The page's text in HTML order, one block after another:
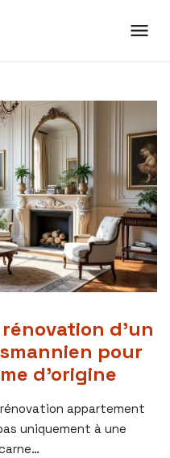
d’un
pour
d’origine
appartement
uniquement à une